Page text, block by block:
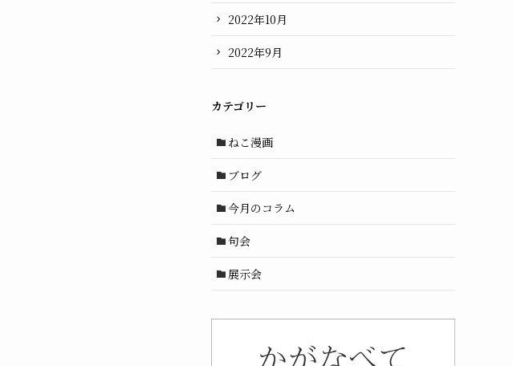
2022年10月
2022年9月
カテゴリー
ねこ漫画
ブログ
今月のコラム
句会
展示会